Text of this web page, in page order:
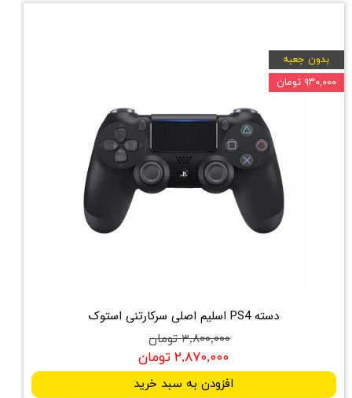
دسته PS4 اسلیم اصلی سرکارتنی استوک
۳,۸۰۰,۰۰۰ تومان
۲,۸۷۰,۰۰۰ تومان
افزودن به سبد خرید
بدون جعبه
۹۳۰,۰۰۰ تومان